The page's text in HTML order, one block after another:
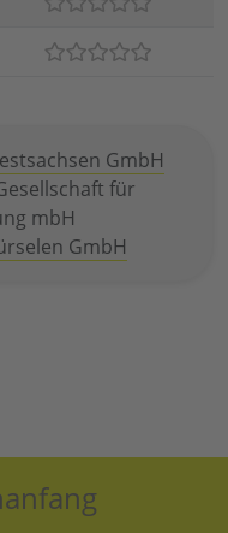
GmbH
für
mbH
GmbH